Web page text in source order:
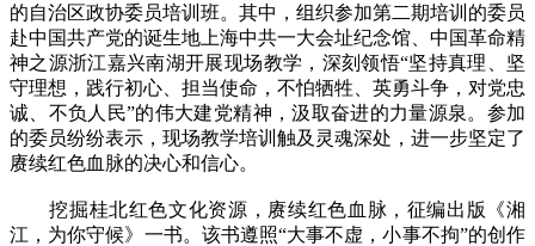
的自治区政协委员培训班。其中，组织参加第二期培训的委员
赴中国共产党的诞生地上海中共一大会址纪念馆、中国革命精
神之源浙江嘉兴南湖开展现场教学，深刻领悟“坚持真理、坚
守理想，践行初心、担当使命，不怕牺牲、英勇斗争，对党忠
诚、不负人民”的伟大建党精神，汲取奋进的力量源泉。参加
的委员纷纷表示，现场教学培训触及灵魂深处，进一步坚定了
赓续红色血脉的决心和信心。
挖掘桂北红色文化资源，赓续红色血脉，征编出版《湘
江，为你守候》一书。该书遵照“大事不虚，小事不拘”的创作